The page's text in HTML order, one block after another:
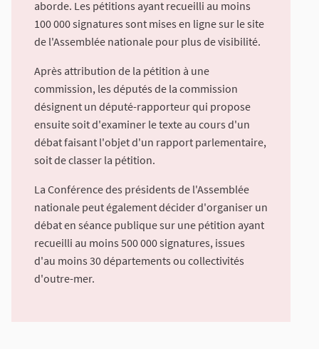
aborde. Les pétitions ayant recueilli au moins
100 000 signatures sont mises en ligne sur le site
de l'Assemblée nationale pour plus de visibilité.
Après attribution de la pétition à une
commission, les députés de la commission
désignent un député-rapporteur qui propose
ensuite soit d'examiner le texte au cours d'un
débat faisant l'objet d'un rapport parlementaire,
soit de classer la pétition.
La Conférence des présidents de l'Assemblée
nationale peut également décider d'organiser un
débat en séance publique sur une pétition ayant
recueilli au moins 500 000 signatures, issues
d'au moins 30 départements ou collectivités
d'outre-mer.